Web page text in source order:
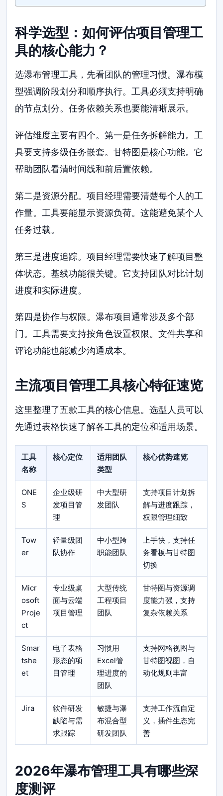
科学选型：如何评估项目管理工
具的核心能力？
选瀑布管理工具，先看团队的管理习惯。瀑布模
型强调阶段划分和顺序执行。工具必须支持明确
的节点划分。任务依赖关系也要能清晰展示。
评估维度主要有四个。第一是任务拆解能力。工
具要支持多级任务嵌套。甘特图是核心功能。它
帮助团队看清时间线和前后置依赖。
第二是资源分配。项目经理需要清楚每个人的工
作量。工具要能显示资源负荷。这能避免某个人
任务过载。
第三是进度追踪。项目经理需要快速了解项目整
体状态。基线功能很关键。它支持团队对比计划
进度和实际进度。
第四是协作与权限。瀑布项目通常涉及多个部
门。工具需要支持按角色设置权限。文件共享和
评论功能也能减少沟通成本。
主流项目管理工具核心特征速览
这里整理了五款工具的核心信息。选型人员可以
先通过表格快速了解各工具的定位和适用场景。
工具
名称
核心定位
适用团队
类型
核心优势速览
ONE
S
企业级研
发项目管
理
中大型研
发团队
支持项目计划拆
解与进度跟踪，
权限管理细致
Tow
er
轻量级团
队协作
中小型跨
职能团队
上手快，支持任
务看板与甘特图
切换
Micr
osoft
Proje
ct
专业级桌
面与云端
项目管理
大型传统
工程项目
团队
甘特图与资源调
度能力强，支持
复杂依赖关系
Smar
tshe
et
电子表格
形态的项
目管理
习惯用
Excel管
理进度的
团队
支持网格视图与
甘特图视图，自
动化规则丰富
Jira
软件研发
缺陷与需
求跟踪
敏捷与瀑
布混合型
研发团队
支持工作流自定
义，插件生态完
善
2026年瀑布管理工具有哪些深
度测评